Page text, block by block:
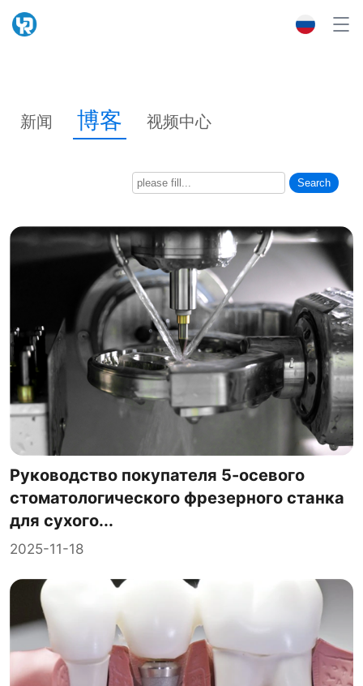
新闻 博客 视频中心
Search
Руководство покупателя 5-осевого
стоматологического фрезерного станка
для сухого...
2025-11-18